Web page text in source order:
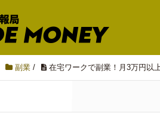
副業 / 在宅ワークで副業！月3万円以